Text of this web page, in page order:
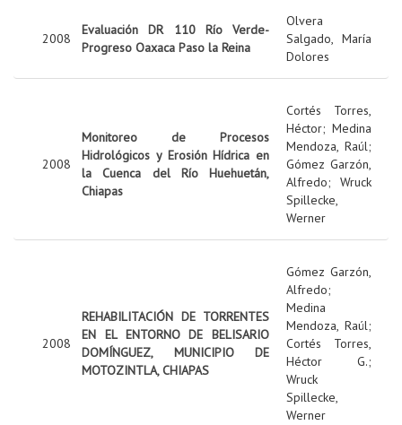
2008
Evaluación DR 110 Río Verde-
Progreso Oaxaca Paso la Reina
Olvera
Salgado, María
Dolores
2008
Monitoreo de Procesos
Hidrológicos y Erosión Hídrica en
la Cuenca del Río Huehuetán,
Chiapas
Cortés Torres,
Héctor; Medina
Mendoza, Raúl;
Gómez Garzón,
Alfredo; Wruck
Spillecke,
Werner
2008
REHABILITACIÓN DE TORRENTES
EN EL ENTORNO DE BELISARIO
DOMÍNGUEZ, MUNICIPIO DE
MOTOZINTLA, CHIAPAS
Gómez Garzón,
Alfredo;
Medina
Mendoza, Raúl;
Cortés Torres,
Héctor G.;
Wruck
Spillecke,
Werner